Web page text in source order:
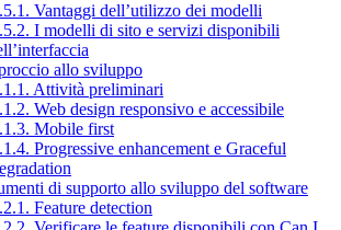
Vantaggi dell’utilizzo dei modelli
I modelli di sito e servizi disponibili
allo sviluppo
Attività preliminari
Web design responsivo e accessibile
Mobile first
Progressive enhancement e Graceful
di supporto allo sviluppo del software
Feature detection